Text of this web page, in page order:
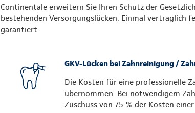
Continentale erweitern Sie Ihren Schutz der
bestehenden Versorgungslücken. Einmal vertraglich
garantiert.
GKV-Lücken bei Zahnreinigung /
Die Kosten für eine professionelle
übernommen. Bei notwendigem
Zuschuss von 75 % der Kosten